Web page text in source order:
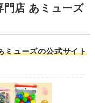
門店 あミューズ
ミューズの公式サイト